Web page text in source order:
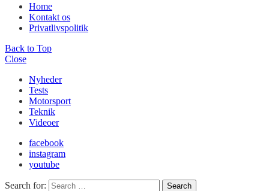
Home
Kontakt os
Privatlivspolitik
Back to Top
Close
Nyheder
Tests
Motorsport
Teknik
Videoer
facebook
instagram
youtube
Search for: Search